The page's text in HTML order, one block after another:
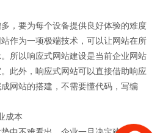
要为每个设备提供良好体验的难度
作为一项极端技术，可以让网站在所
所以响应式网站建设是当前企业网站
此外，响应式网站可以直接借助响应
网站的搭建，不需要懂代码，写编
成本